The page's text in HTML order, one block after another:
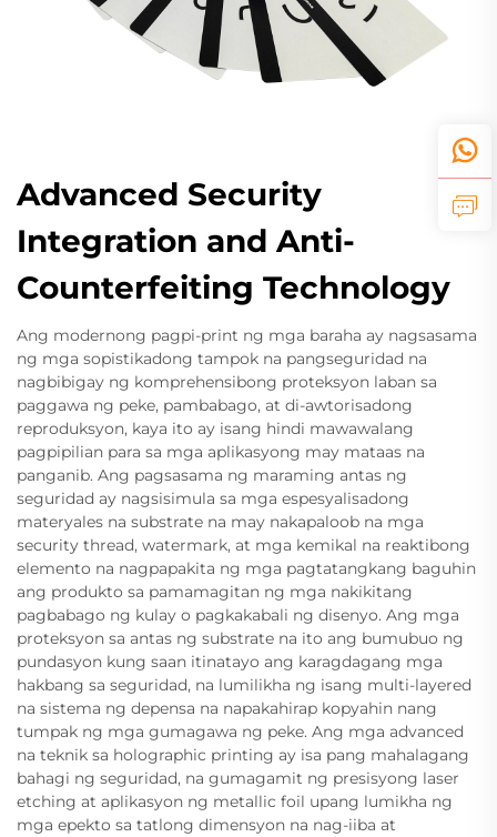
Advanced Security
Integration and Anti-
Counterfeiting Technology
Ang modernong pagpi-print ng mga baraha ay nagsasama
ng mga sopistikadong tampok na pangseguridad na
nagbibigay ng komprehensibong proteksyon laban sa
paggawa ng peke, pambabago, at di-awtorisadong
reproduksyon, kaya ito ay isang hindi mawawalang
pagpipilian para sa mga aplikasyong may mataas na
panganib. Ang pagsasama ng maraming antas ng
seguridad ay nagsisimula sa mga espesyalisadong
materyales na substrate na may nakapaloob na mga
security thread, watermark, at mga kemikal na reaktibong
elemento na nagpapakita ng mga pagtatangkang baguhin
ang produkto sa pamamagitan ng mga nakikitang
pagbabago ng kulay o pagkakabali ng disenyo. Ang mga
proteksyon sa antas ng substrate na ito ang bumubuo ng
pundasyon kung saan itinatayo ang karagdagang mga
hakbang sa seguridad, na lumilikha ng isang multi-layered
na sistema ng depensa na napakahirap kopyahin nang
tumpak ng mga gumagawa ng peke. Ang mga advanced
na teknik sa holographic printing ay isa pang mahalagang
bahagi ng seguridad, na gumagamit ng presisyong laser
etching at aplikasyon ng metallic foil upang lumikha ng
mga epekto sa tatlong dimensyon na nag-iiba at